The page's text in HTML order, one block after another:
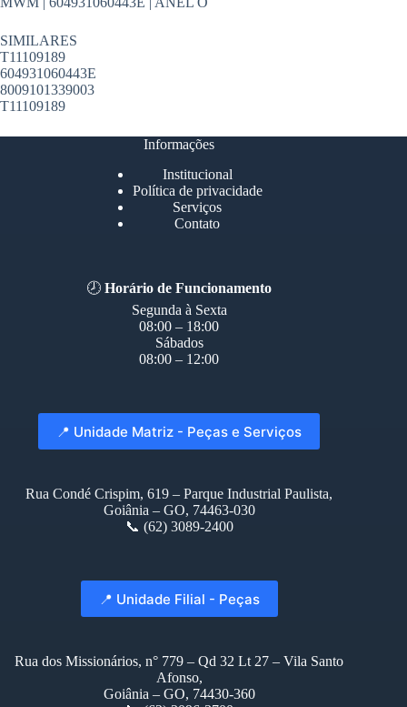
SIMILARES
T11109189
604931060443E
8009101339003
T11109189
Informações
Institucional
Política de privacidade
Serviços
Contato
🕗Horário de Funcionamento
Segunda à Sexta
08:00 – 18:00
Sábados
08:00 – 12:00
📍 Unidade Matriz - Peças e Serviços
Rua Condé Crispim, 619 – Parque Industrial Paulista,
Goiânia – GO, 74463-030
📞 (62) 3089-2400
📍 Unidade Filial - Peças
Rua dos Missionários, n° 779 – Qd 32 Lt 27 – Vila Santo
Afonso,
Goiânia – GO, 74430-360